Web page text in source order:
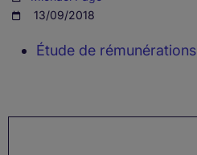
13/09/2018
Étude de rémunérations